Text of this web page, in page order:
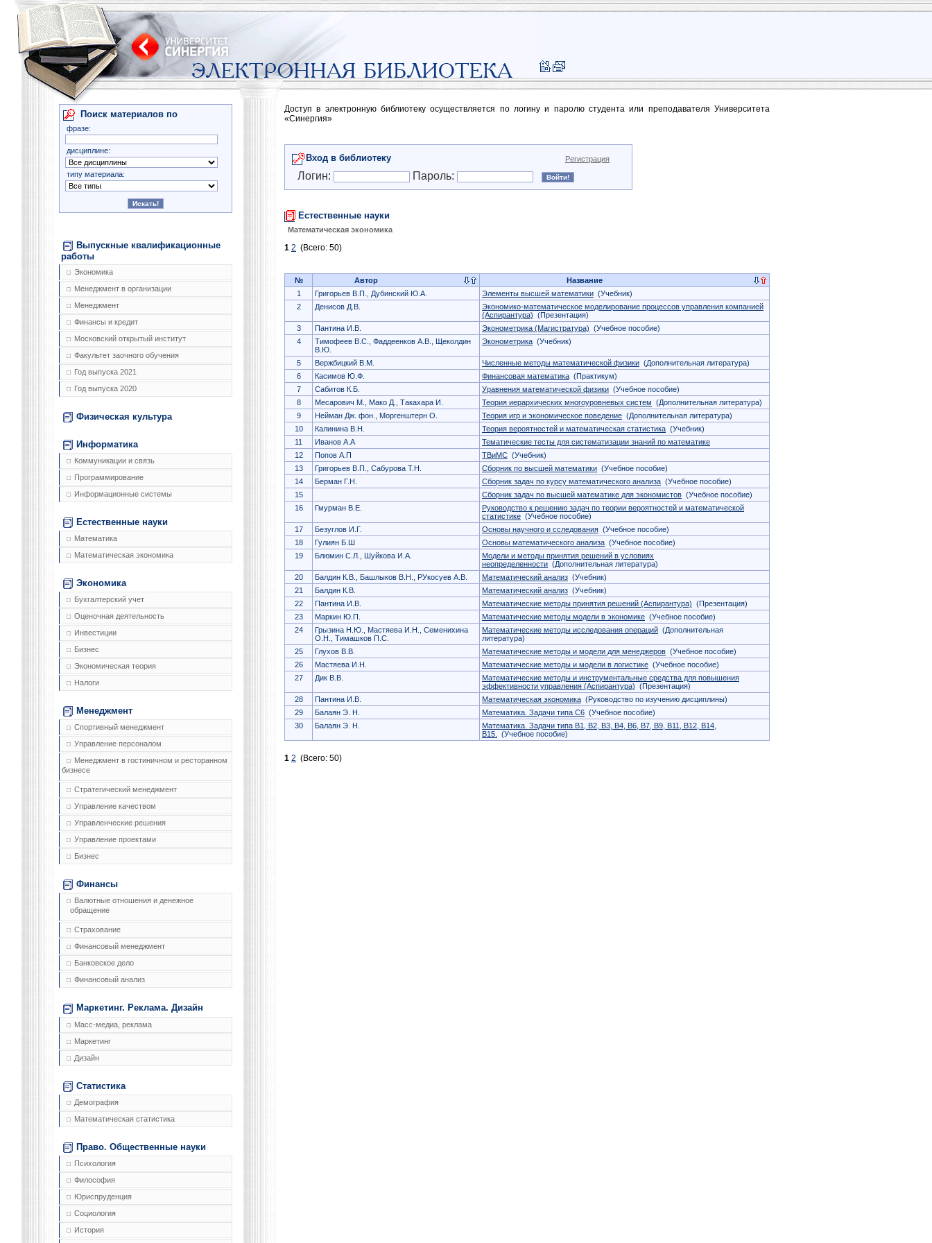
Поиск материалов по
фразе:
дисциплине:
типу материала:
Выпускные квалификационные
работы
Экономика
Менеджмент в организации
Менеджмент
Финансы и кредит
Московский открытый институт
Факультет заочного обучения
Год выпуска 2021
Год выпуска 2020
Физическая культура
Информатика
Коммуникации и связь
Программирование
Информационные системы
Естественные науки
Математика
Математическая экономика
Экономика
Бухгалтерский учет
Оценочная деятельность
Инвестиции
Бизнес
Экономическая теория
Налоги
Менеджмент
Спортивный менеджмент
Управление персоналом
Менеджмент в гостиничном и ресторанном
бизнесе
Стратегический менеджмент
Управление качеством
Управленческие решения
Управление проектами
Бизнес
Финансы
Валютные отношения и денежное
обращение
Страхование
Финансовый менеджмент
Банковское дело
Финансовый анализ
Маркетинг. Реклама. Дизайн
Масс-медиа, реклама
Маркетинг
Дизайн
Статистика
Демография
Математическая статистика
Право. Общественные науки
Психология
Философия
Юриспруденция
Социология
История
Доступ в электронную библиотеку осуществляется по логину и паролю студента или преподавателя Университета
«Синергия»
Вход в библиотеку Регистрация
Логин: Пароль:
Естественные науки
Математическая экономика
1 2 (Всего: 50)
№ Автор
Название
1
Григорьев В.П., Дубинский Ю.А. Элементы высшей математики (Учебник)
2
Денисов Д.В.
Экономико-математическое моделирование процессов управления компанией
(Аспирантура) (Презентация)
3
Пантина И.В. Эконометрика (Магистратура) (Учебное пособие)
4
Тимофеев В.С., Фаддеенков А.В., Щеколдин
В.Ю.
Эконометрика (Учебник)
5 Вержбицкий В.М. Численные методы математической физики (Дополнительная литература)
6
Касимов Ю.Ф. Финансовая математика (Практикум)
7
Сабитов К.Б. Уравнения математической физики (Учебное пособие)
8
Месарович М., Мако Д., Такахара И. Теория иерархических многоуровневых систем (Дополнительная литература)
9
Нейман Дж. фон., Моргенштерн О. Теория игр и экономическое поведение (Дополнительная литература)
10
Калинина В.Н. Теория вероятностей и математическая статистика (Учебник)
11
Иванов А.А
Тематические тесты для систематизации знаний по математике
12
Попов А.П ТВиМС (Учебник)
13
Григорьев В.П., Сабурова Т.Н. Сборник по высшей математики (Учебное пособие)
14
Берман Г.Н. Сборник задач по курсу математического анализа (Учебное пособие)
15
Сборник задач по высшей математике для экономистов (Учебное пособие)
16
Гмурман В.Е.
Руководство к решению задач по теории вероятностей и математической
статистике (Учебное пособие)
17
Безуглов И.Г. Основы научного и сследования (Учебное пособие)
18
Гулиян Б.Ш Основы математического анализа (Учебное пособие)
19
Блюмин С.Л., Шуйкова И.А.
Модели и методы принятия решений в условиях
неопределенности (Дополнительная литература)
20
Балдин К.В., Башлыков В.Н., РУкосуев А.В. Математический анализ (Учебник)
21
Балдин К.В. Математический анализ (Учебник)
22
Пантина И.В. Математические методы принятия решений (Аспирантура) (Презентация)
23
Маркин Ю.П. Математические методы модели в экономике (Учебное пособие)
24
Грызина Н.Ю., Мастяева И.Н., Семенихина
О.Н., Тимашков П.С.
Математические методы исследования операций (Дополнительная
литература)
25
Глухов В.В. Математические методы и модели для менеджеров (Учебное пособие)
26
Мастяева И.Н. Математические методы и модели в логистике (Учебное пособие)
27
Дик В.В.
Математические методы и инструментальные средства для повышения
эффективности управления (Аспирантура) (Презентация)
28
Пантина И.В. Математическая экономика (Руководство по изучению дисциплины)
29
Балаян Э. Н. Математика. Задачи типа C6 (Учебное пособие)
30
Балаян Э. Н.
Математика. Задачи типа B1, B2, B3, B4, B6, B7, B9, B11, B12, B14,
B15.
(Учебное пособие)
1 2 (Всего: 50)